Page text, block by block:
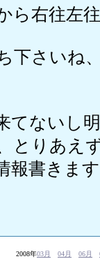
ら右往左
下さいね
てないし
とりあえ
報書きま
2008年03月 04月 06月